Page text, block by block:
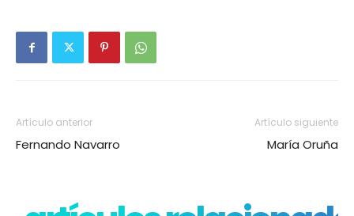
Artículo anterior
Fernando Navarro
Artículo siguiente
María Oruña